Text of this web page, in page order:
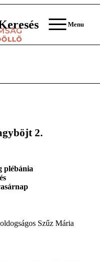
Menu
2.
plébánia
Szűz Mária